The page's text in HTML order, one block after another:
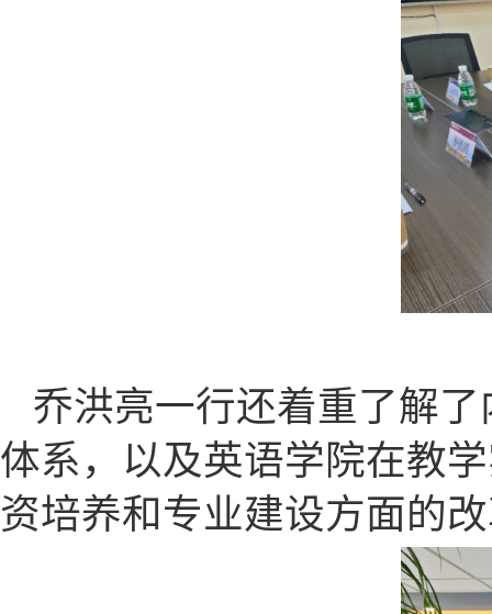
乔洪亮一行还着重了解
体系，以及英语学院在教
资培养和专业建设方面的